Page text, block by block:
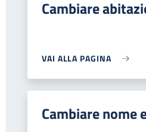
Cambiare
VAI ALLA PAGINA
Cambiare nome